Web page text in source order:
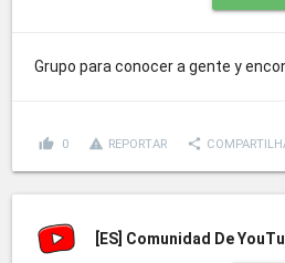
Grupo para conocer a gente y
thumb_up 0 report_problem REPORTAR share
[ES] Comunidad De